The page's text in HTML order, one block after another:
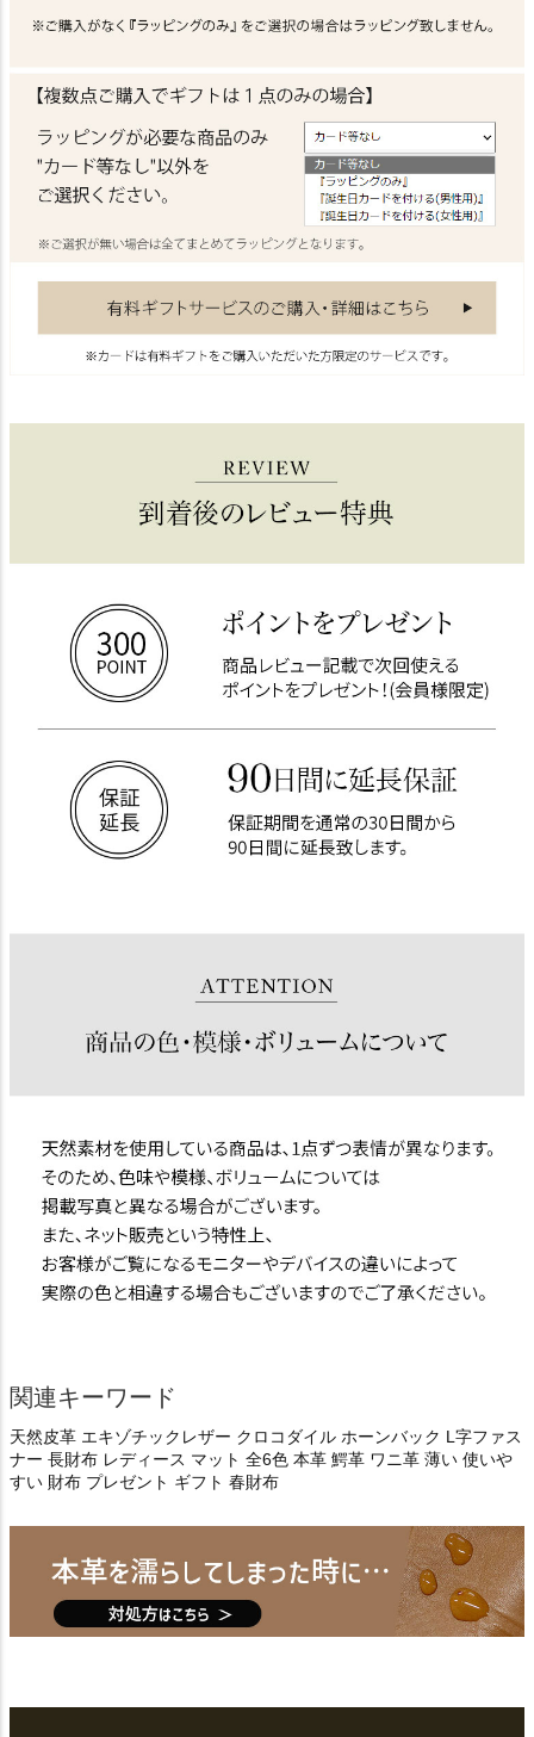
関連キーワード
天然皮革 エキゾチックレザー クロコダイル ホーンバック L字ファス
ナー 長財布 レディース マット 全6色 本革 鰐革 ワニ革 薄い 使いや
すい 財布 プレゼント ギフト 春財布